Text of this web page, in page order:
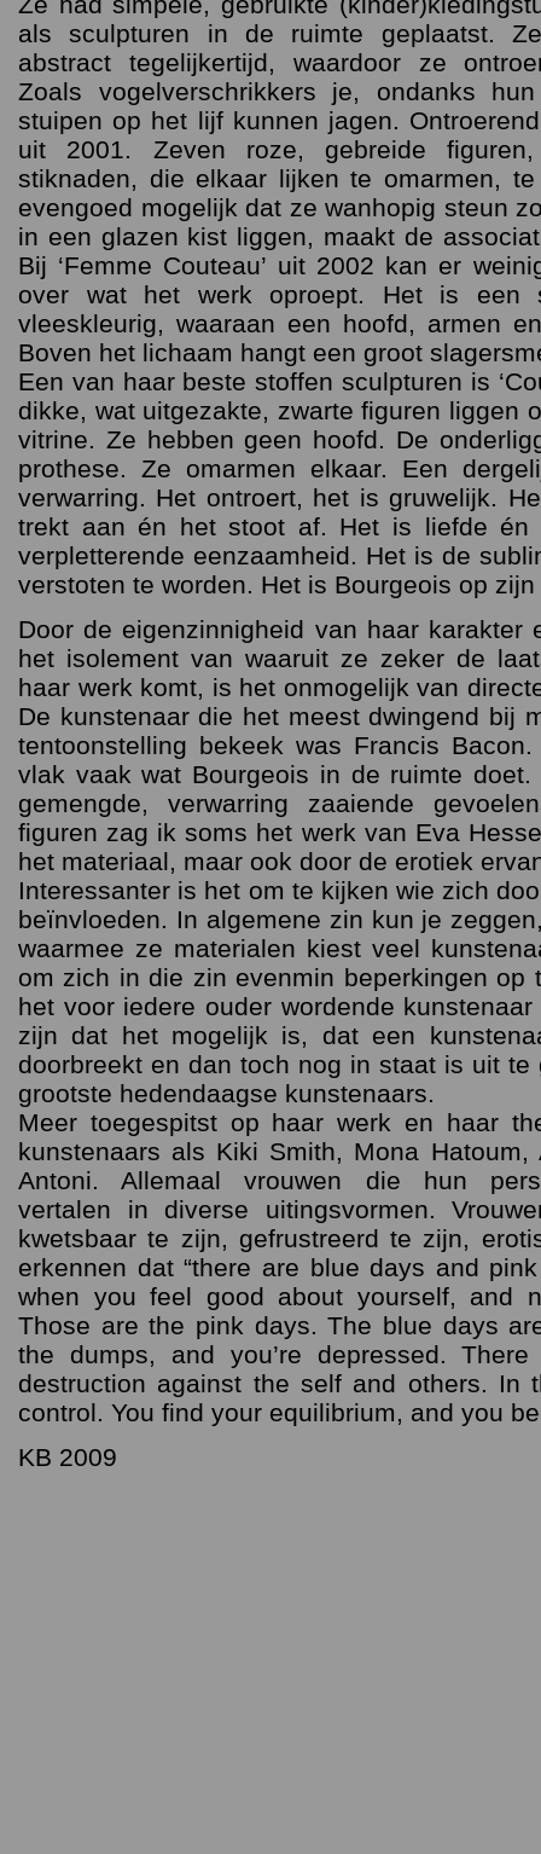
als sculpturen in de ruimte geplaatst.
abstract tegelijkertijd, waardoor ze
Zoals vogelverschrikkers je, ondanks
stuipen op het lijf kunnen jagen.
uit 2001. Zeven roze, gebreide
stiknaden, die elkaar lijken te omarmen,
evengoed mogelijk dat ze wanhopig steun
in een glazen kist liggen, maakt de
Bij ‘Femme Couteau’ uit 2002 kan er
over wat het werk oproept. Het is een
vleeskleurig, waaraan een hoofd, armen
Boven het lichaam hangt een groot
Een van haar beste stoffen sculpturen is
dikke, wat uitgezakte, zwarte figuren liggen
vitrine. Ze hebben geen hoofd. De
prothese. Ze omarmen elkaar. Een
verwarring. Het ontroert, het is gruwelijk.
trekt aan én het stoot af. Het is liefde én
verpletterende eenzaamheid. Het is de
verstoten te worden. Het is Bourgeois op
Door de eigenzinnigheid van haar karakter
het isolement van waaruit ze zeker de
haar werk komt, is het onmogelijk van
De kunstenaar die het meest dwingend bij
tentoonstelling bekeek was Francis
vlak vaak wat Bourgeois in de ruimte doet.
gemengde, verwarring zaaiende
figuren zag ik soms het werk van Eva
het materiaal, maar ook door de erotiek
Interessanter is het om te kijken wie zich
beïnvloeden. In algemene zin kun je
waarmee ze materialen kiest veel
om zich in die zin evenmin beperkingen op
het voor iedere ouder wordende
zijn dat het mogelijk is, dat een
doorbreekt en dan toch nog in staat is uit
grootste hedendaagse kunstenaars.
Meer toegespitst op haar werk en haar
kunstenaars als Kiki Smith, Mona
Antoni. Allemaal vrouwen die hun
vertalen in diverse uitingsvormen.
kwetsbaar te zijn, gefrustreerd te zijn,
erkennen dat “there are blue days and
when you feel good about yourself, and
Those are the pink days. The blue days
the dumps, and you’re depressed.
destruction against the self and others. In
control. You find your equilibrium, and you
KB 2009